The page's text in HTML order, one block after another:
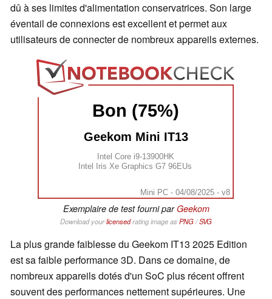
dû à ses limites d'alimentation conservatrices. Son large
éventail de connexions est excellent et permet aux
utilisateurs de connecter de nombreux appareils externes.
Bon (75%)
Geekom Mini IT13
Intel Core i9-13900HK
Intel Iris Xe Graphics G7 96EUs
Mini PC - 04/08/2025 - v8
Exemplaire de test fourni par Geekom
Download yourlicensedrating image as PNG/SVG
La plus grande faiblesse du Geekom IT13 2025 Edition
est sa faible performance 3D. Dans ce domaine, de
nombreux appareils dotés d'un SoC plus récent offrent
souvent des performances nettement supérieures. Une